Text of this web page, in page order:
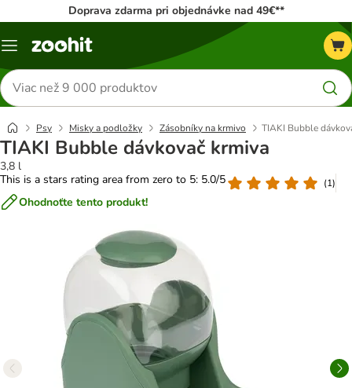
Doprava zdarma pri objednávke nad 49€**
Kategórie
Hľadať
produkty
Psy Misky a podložky Zásobníky na krmivo TIAKI Bubble
TIAKI Bubble dávkovač krmiva
3,8 l
This is a stars rating area from zero to 5: 5.0/5
(1)
Ohodnoťte tento produkt!